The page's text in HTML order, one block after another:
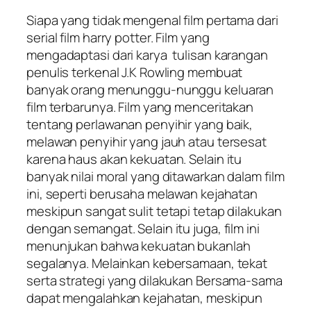
Siapa yang tidak mengenal film pertama dari
serial film harry potter. Film yang
mengadaptasi dari karya tulisan karangan
penulis terkenal J.K Rowling membuat
banyak orang menunggu-nunggu keluaran
film terbarunya. Film yang menceritakan
tentang perlawanan penyihir yang baik,
melawan penyihir yang jauh atau tersesat
karena haus akan kekuatan. Selain itu
banyak nilai moral yang ditawarkan dalam film
ini, seperti berusaha melawan kejahatan
meskipun sangat sulit tetapi tetap dilakukan
dengan semangat. Selain itu juga, film ini
menunjukan bahwa kekuatan bukanlah
segalanya. Melainkan kebersamaan, tekat
serta strategi yang dilakukan Bersama-sama
dapat mengalahkan kejahatan, meskipun